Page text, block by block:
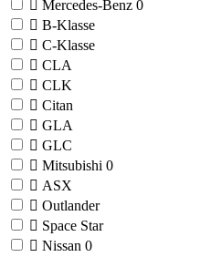
Mercedes-Benz 0
B-Klasse
C-Klasse
CLA
CLK
Citan
GLA
GLC
Mitsubishi 0
ASX
Outlander
Space Star
Nissan 0